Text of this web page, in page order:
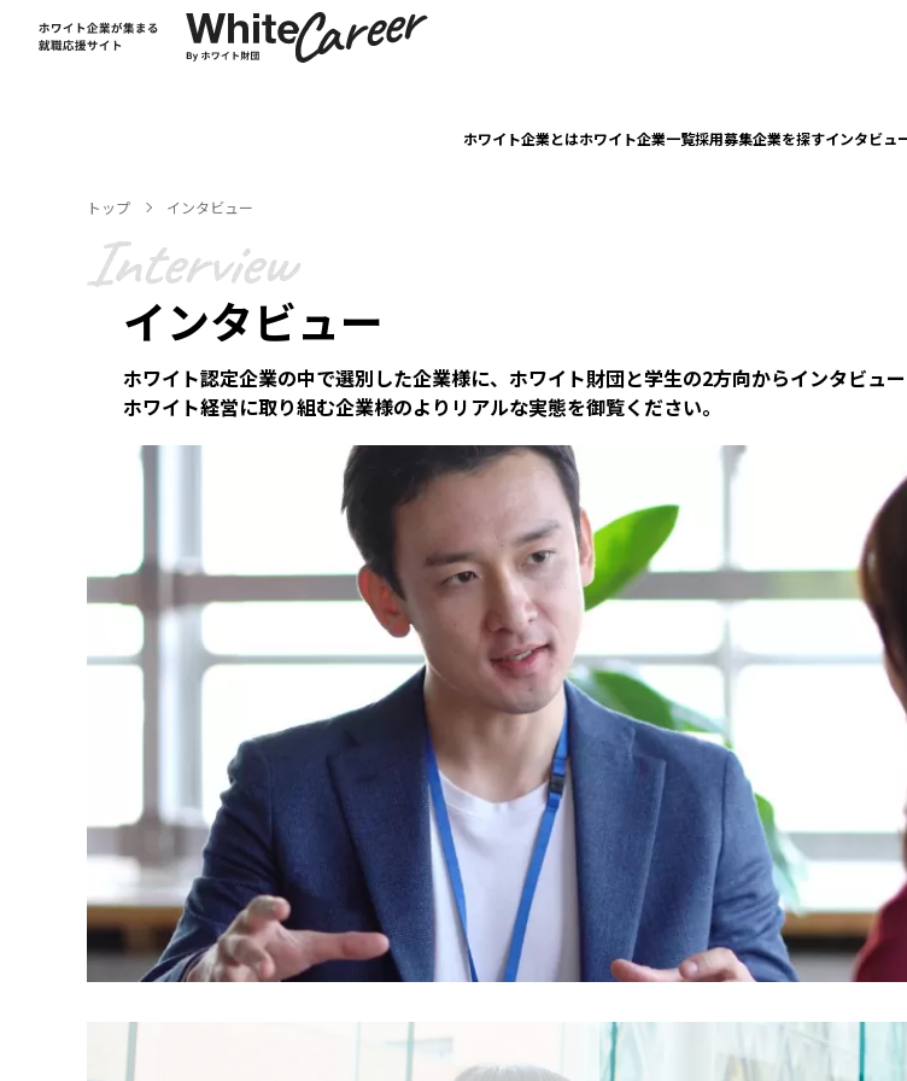
ホワイト企業とはホワイト企業一覧採⽤募集企業を探すインタビュ
トップ インタビュー
インタビュー
ホワイト認定企業の中で選別した企業様に、ホワイト財団と学⽣の2⽅向からインタビュー
ホワイト経営に取り組む企業様のよりリアルな実態を御覧ください。